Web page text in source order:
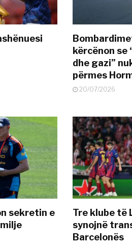
kërcënon se
dhe gazi”
përmes
20/07/2026
sekretin e
Tre klube të
synojnë
Barcelonës